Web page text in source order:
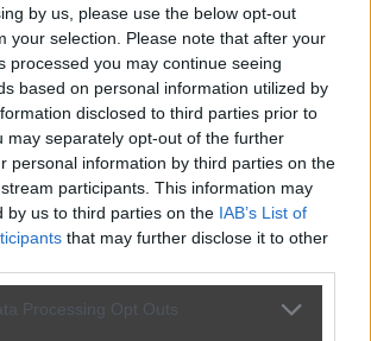
by us, please use the below opt-out
your selection. Please note that after your
processed you may continue seeing
based on personal information utilized by
disclosed to third parties prior to
may separately opt-out of the further
personal information by third parties on the
participants. This information may
by us to third parties on the IAB’s List of
that may further disclose it to other
Processing Opt Outs
Udostępnij